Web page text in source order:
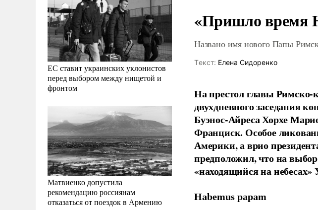
ЕС ставит украинских уклонистов
перед выбором между нищетой и
фронтом
Матвиенко допустила
рекомендацию россиянам
отказаться от поездок в Армению
«Пришло время
Названо имя нового Папы
Tекст: Елена Сидоренко
На престол главы Римско-
двухдневного заседания
Буэнос-Айреса Хорхе
Франциск. Особое
Америки, а врио
предположил, что на
«находящийся на небесах»
Habemus papam